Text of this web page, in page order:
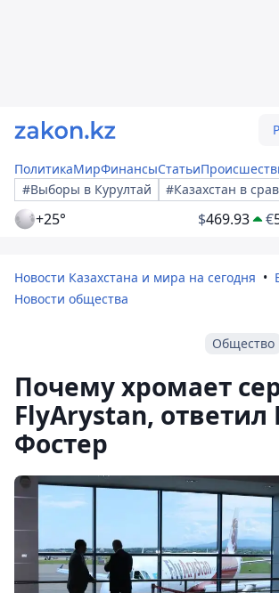
ПолитикаМирФинансыСтатьи
#Выборы в Курултай
#Казахстан в
+25° $469.93 €
Новости Казахстана и мира на сегодня
Новости общества
Общество
Почему хромает
FlyArystan, ответил
Фостер